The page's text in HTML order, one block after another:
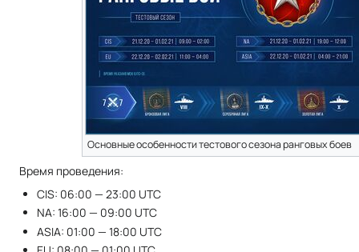
Основные особенности тестового сезона ранговых боев
Время проведения:
CIS: 06:00 — 23:00 UTC
NA: 16:00 — 09:00 UTC
ASIA: 01:00 — 18:00 UTC